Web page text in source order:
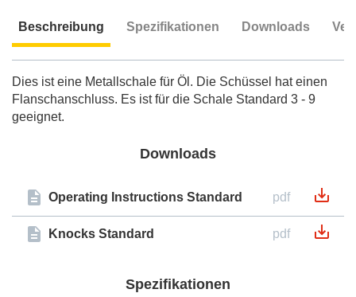
Beschreibung Spezifikationen Downloads
Dies ist eine Metallschale für Öl. Die Schüssel hat einen
Flanschanschluss. Es ist für die Schale Standard 3 - 9
geeignet.
Downloads
Operating Instructions Standard pdf
Knocks Standard pdf
Spezifikationen